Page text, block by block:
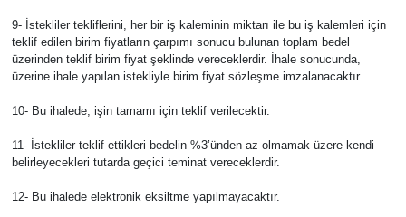
9- İstekliler tekliflerini, her bir iş kaleminin miktarı ile bu iş kalemleri için
teklif edilen birim fiyatların çarpımı sonucu bulunan toplam bedel
üzerinden teklif birim fiyat şeklinde vereceklerdir. İhale sonucunda,
üzerine ihale yapılan istekliyle birim fiyat sözleşme imzalanacaktır.
10- Bu ihalede, işin tamamı için teklif verilecektir.
11- İstekliler teklif ettikleri bedelin %3’ünden az olmamak üzere kendi
belirleyecekleri tutarda geçici teminat vereceklerdir.
12- Bu ihalede elektronik eksiltme yapılmayacaktır.